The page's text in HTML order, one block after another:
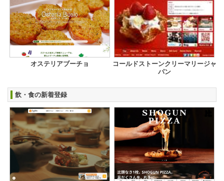
オステリアブーチョ
コールドストーンクリーマリージャ
パン
飲・食の新着登録